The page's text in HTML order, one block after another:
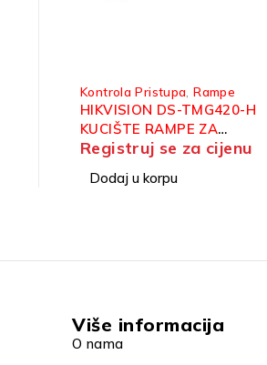
Kontrola Pristupa ,Rampe
HIKVISION DS-TMG420-H
KUCIŠTE RAMPE ZA
PRIHVAT RUKE OD 3M
Registruj se za cijenu
Dodaj u korpu
Više informacija
O nama